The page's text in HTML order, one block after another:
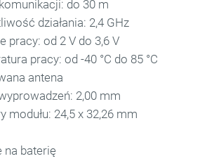
do 30 m
działania: 2,4 GHz
pracy: od 2 V do 3,6 V
pracy: od -40 °C do 85 °C
antena
2,00 mm
modułu: 24,5 x 32,26 mm
na baterię